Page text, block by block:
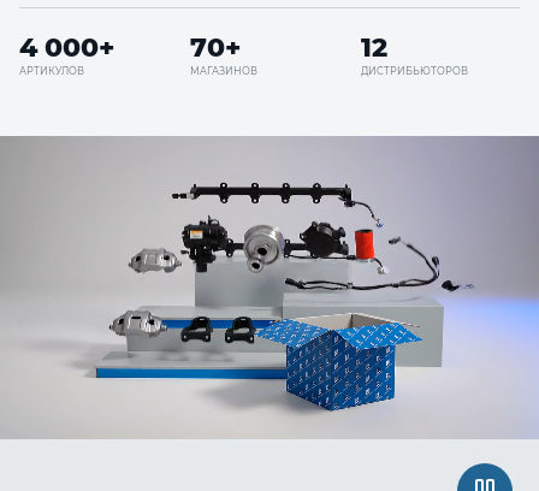
4 000+
АРТИКУЛОВ
70+
МАГАЗИНОВ
12
ДИСТРИБЬЮТОРОВ